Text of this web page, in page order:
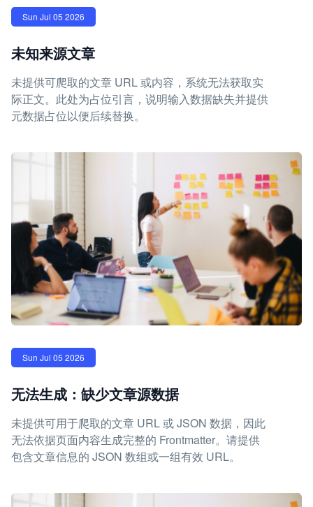
Sun Jul 05 2026
未知来源文章
未提供可爬取的文章 URL 或内容，系统无法获取实
际正文。此处为占位引言，说明输入数据缺失并提供
元数据占位以便后续替换。
Sun Jul 05 2026
无法生成：缺少文章源数据
未提供可用于爬取的文章 URL 或 JSON 数据，因此
无法依据页面内容生成完整的 Frontmatter。请提供
包含文章信息的 JSON 数组或一组有效 URL。